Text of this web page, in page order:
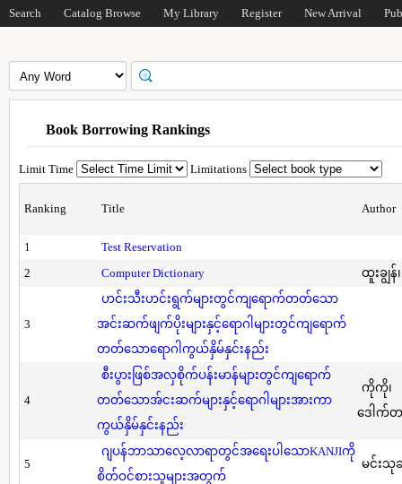
Search Catalog Browse My Library Register New Arrival
Book Borrowing Rankings
Limit Time Limitations
Ranking Title Author
1
Test Reservation
2
Computer Dictionary ထူးချွန်
3
ဟင်းသီးဟင်းရွက်များတွင်ကျရောက်တတ်သော
အင်းဆက်ဖျက်ပိုးများနှင့်ရောဂါများတွင်ကျရောက်
တတ်သောရောဂါကွယ်နှိမ်နှင်းနည်း
4
စီးပွားဖြစ်အလှစိုက်ပန်းမာန်များတွင်ကျရောက်
တတ်သောအ်ငးဆက်များနှင့်ရောဂါများအားကာ
ကွယ်နှိမ်နှင်းနည်း
ကိုကို၊
ဒေါက်တ
5
ဂျပန်ဘာသာလေ့လာရာတွင်အရေးပါသောKANJIကို
စိတ်ဝင်စားသူများအတွက်
မင်းသုခ